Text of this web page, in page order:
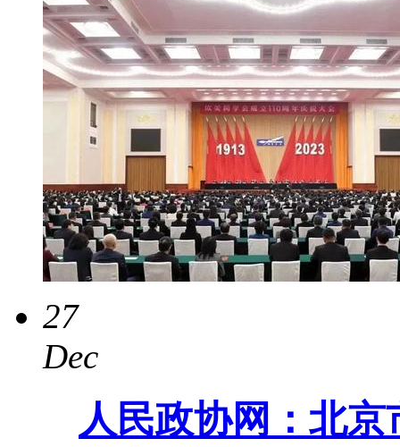
27
Dec
人民政协网：北